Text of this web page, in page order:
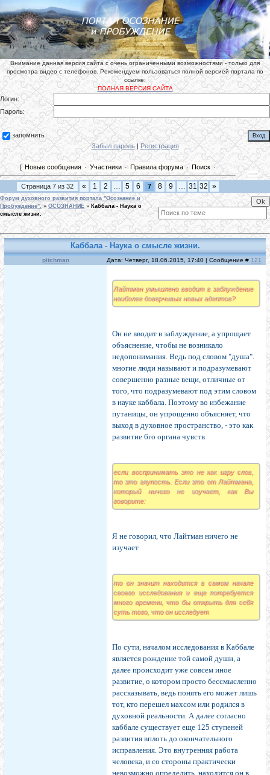
Внимание данная версия сайта с очень ограниченными возможностями - только для
просмотра видео с телефонов. Рекомендуем пользоваться полной версией портала по
ссылке:
ПОЛНАЯ ВЕРСИЯ САЙТА
Логин:
Пароль:
запомнить
Забыл пароль| Регистрация
[ Новые сообщения · Участники · Правила форума · Поиск·
Страница 7 из 32 « 1 2 … 5 6 7 8 9 … 31 32 »
Форум духовного развития портала "Осознание и
Пробуждение". » ОСОЗНАНИЕ » Каббала - Наука о
смысле жизни.
Каббала - Наука о смысле жизни.
pitchman Дата: Четверг, 18.06.2015, 17:40 | Сообщение # 121
Лайтман умышлено вводит в заблуждение
наиболее доверчивых новых адептов?
Он не вводит в заблуждение, а упрощает
объяснение, чтобы не возникало
недопонимания. Ведь под словом "душа".
многие люди называют и подразумевают
совершенно разные вещи, отличные от
того, что подразумевают под этим словом
в науке каббала. Поэтому во избежание
путаницы, он упрощенно объясняет, что
выход в духовное пространство, - это как
развитие 6го органа чувств.
если воспринимать это не как игру слов,
то это глупость. Если это от Лайтмана,
который ничего не изучает, как Вы
говорите:
Я не говорил, что Лайтман ничего не
изучает
то он значит находится в самом начале
своего исследования и еще потребуется
много времени, что бы открыть для себя
суть того, что он исследует
По сути, началом исследования в Каббале
является рождение той самой души, а
далее происходит уже совсем иное
развитие, о котором просто бессмысленно
рассказывать, ведь понять его может лишь
тот, кто перешел махсом или родился в
духовной реальности. А далее согласно
каббале существует еще 125 ступеней
развития вплоть до окончательного
исправления. Это внутренняя работа
человека, и со стороны практически
невозможно определить, находится он в